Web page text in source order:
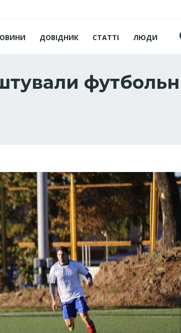
ДОВІДНИК СТАТТІ ЛЮДИ